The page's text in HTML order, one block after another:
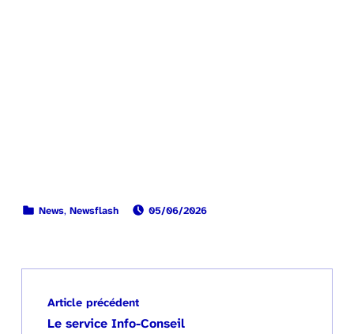
CATÉGORISÉ DANS :News, Newsflash 05/06/2026
Navigation de l’article
Article précédent
Le service Info-Conseil